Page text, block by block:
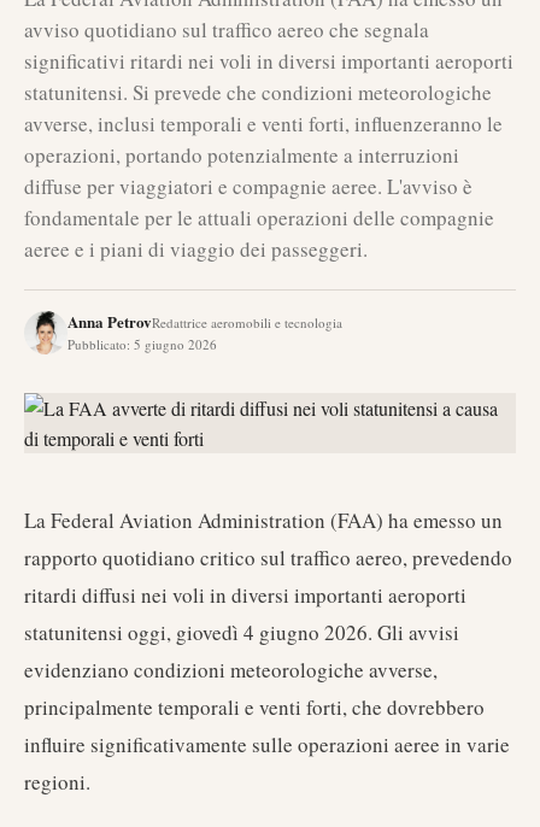
avviso quotidiano sul traffico aereo che segnala
significativi ritardi nei voli in diversi importanti aeroporti
statunitensi. Si prevede che condizioni meteorologiche
avverse, inclusi temporali e venti forti, influenzeranno le
operazioni, portando potenzialmente a interruzioni
diffuse per viaggiatori e compagnie aeree. L'avviso è
fondamentale per le attuali operazioni delle compagnie
aeree e i piani di viaggio dei passeggeri.
Anna PetrovRedattrice aeromobili e tecnologia
Pubblicato: 5 giugno 2026
La Federal Aviation Administration (FAA) ha emesso un
rapporto quotidiano critico sul traffico aereo, prevedendo
ritardi diffusi nei voli in diversi importanti aeroporti
statunitensi oggi, giovedì 4 giugno 2026. Gli avvisi
evidenziano condizioni meteorologiche avverse,
principalmente temporali e venti forti, che dovrebbero
influire significativamente sulle operazioni aeree in varie
regioni.